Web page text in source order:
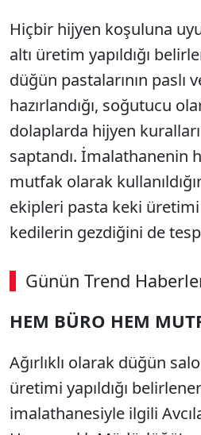
Hiçbir hijyen koşuluna
altı üretim yapıldığı
düğün pastalarının paslı
hazırlandığı, soğutucu
dolaplarda hijyen
saptandı. İmalathanenin
mutfak olarak
ekipleri pasta keki üretimi
kedilerin gezdiğini de
Günün Trend
HEM BÜRO HEM
Ağırlıklı olarak düğün
üretimi yapıldığı
imalathanesiyle ilgili